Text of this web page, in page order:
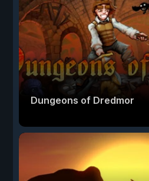
Dungeons of Dredmor